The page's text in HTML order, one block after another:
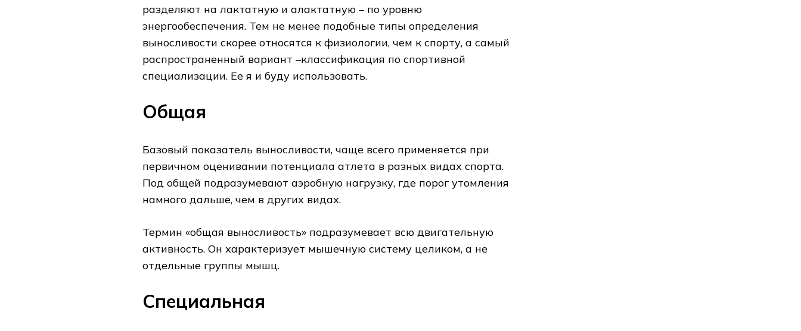
разделяют на лактатную и алактатную – по уровню
энергообеспечения. Тем не менее подобные типы определения
выносливости скорее относятся к физиологии, чем к спорту, а самый
распространенный вариант –классификация по спортивной
специализации. Ее я и буду использовать.
Общая
Базовый показатель выносливости, чаще всего применяется при
первичном оценивании потенциала атлета в разных видах спорта.
Под общей подразумевают аэробную нагрузку, где порог утомления
намного дальше, чем в других видах.
Термин «общая выносливость» подразумевает всю двигательную
активность. Он характеризует мышечную систему целиком, а не
отдельные группы мышц.
Специальная